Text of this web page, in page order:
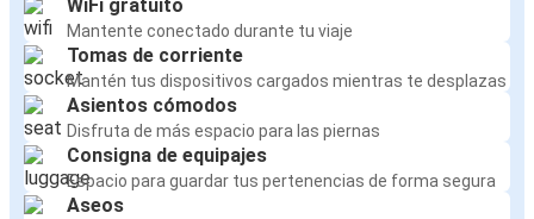
WiFi gratuito
Mantente conectado durante tu viaje
Tomas de corriente
Mantén tus dispositivos cargados mientras te desplazas
Asientos cómodos
Disfruta de más espacio para las piernas
Consigna de equipajes
Espacio para guardar tus pertenencias de forma segura
Aseos